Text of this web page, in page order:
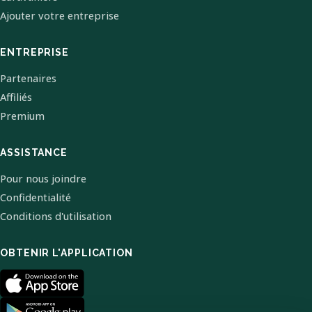
Ajouter votre entreprise
ENTREPRISE
Partenaires
Affiliés
Premium
ASSISTANCE
Pour nous joindre
Confidentialité
Conditions d'utilisation
OBTENIR L'APPLICATION